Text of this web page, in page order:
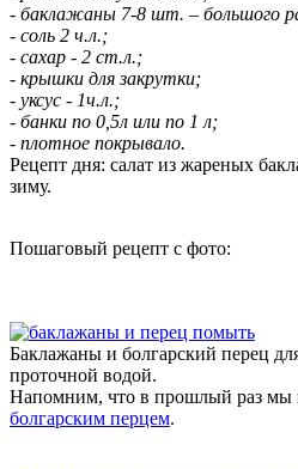
- баклажаны 7-8 шт. – большого
- соль 2 ч.л.;
- сахар - 2 ст.л.;
- крышки для закрутки;
- уксус - 1ч.л.;
- банки по 0,5л или по 1 л;
- плотное покрывало.
Рецепт дня: салат из жареных
зиму.
Пошаговый рецепт с фото:
Баклажаны и болгарский перец
проточной водой.
Напомним, что в прошлый раз мы
болгарским перцем.